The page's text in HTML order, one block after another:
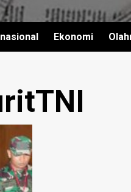
Ekonomi